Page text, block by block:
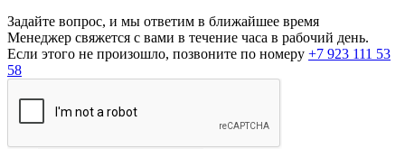
Задайте вопрос, и мы ответим в ближайшее время
Менеджер свяжется с вами в течение часа в рабочий день.
Если этого не произошло, позвоните по номеру +7 923 111 53
58